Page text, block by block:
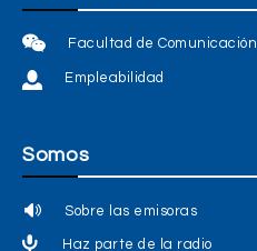
Facultad de Comunicación
Empleabilidad
Somos
Sobre las emisoras
Haz parte de la radio